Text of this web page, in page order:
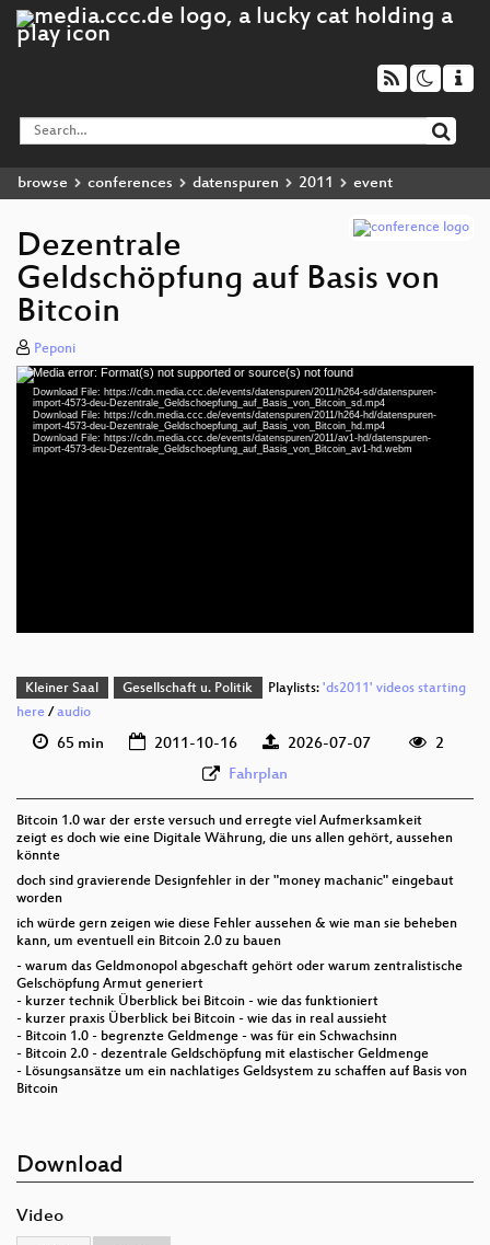
browse conferences datenspuren 2011 event
Dezentrale
Geldschöpfung auf Basis von
Bitcoin
Peponi
Video
Player
Media error: Format(s) not supported or source(s) not found
Download File: https://cdn.media.ccc.de/events/datenspuren/2011/h264-sd/datenspuren-
import-4573-deu-Dezentrale_Geldschoepfung_auf_Basis_von_Bitcoin_sd.mp4
Download File: https://cdn.media.ccc.de/events/datenspuren/2011/h264-hd/datenspuren-
import-4573-deu-Dezentrale_Geldschoepfung_auf_Basis_von_Bitcoin_hd.mp4
Download File: https://cdn.media.ccc.de/events/datenspuren/2011/av1-hd/datenspuren-
import-4573-deu-Dezentrale_Geldschoepfung_auf_Basis_von_Bitcoin_av1-hd.webm
Kleiner Saal Gesellschaft u. Politik Playlists: 'ds2011' videos starting
here /audio
65 min 2011-10-16 2026-07-07
2
Fahrplan
Bitcoin 1.0 war der erste versuch und erregte viel Aufmerksamkeit
zeigt es doch wie eine Digitale Währung, die uns allen gehört, aussehen
könnte
doch sind gravierende Designfehler in der "money machanic" eingebaut
worden
ich würde gern zeigen wie diese Fehler aussehen & wie man sie beheben
kann, um eventuell ein Bitcoin 2.0 zu bauen
- warum das Geldmonopol abgeschaft gehört oder warum zentralistische
Gelschöpfung Armut generiert
- kurzer technik Überblick bei Bitcoin - wie das funktioniert
- kurzer praxis Überblick bei Bitcoin - wie das in real aussieht
- Bitcoin 1.0 - begrenzte Geldmenge - was für ein Schwachsinn
- Bitcoin 2.0 - dezentrale Geldschöpfung mit elastischer Geldmenge
- Lösungsansätze um ein nachlatiges Geldsystem zu schaffen auf Basis von
Bitcoin
Download
Video